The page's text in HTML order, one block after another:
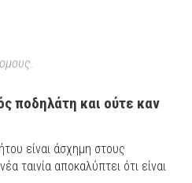
ποδηλάτη και ούτε καν
είναι άσχημη στους
ταινία αποκαλύπτει ότι είναι